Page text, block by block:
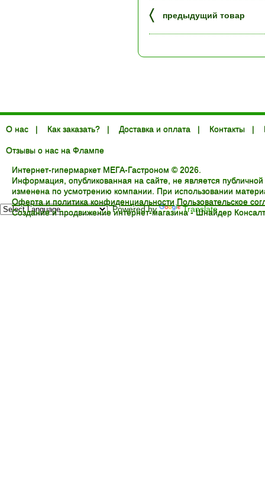
〈 предыдущий товар
О нас | Как заказать? | Доставка и оплата | Контакты |
Отзывы о нас на Флампе
Интернет-гипермаркет МЕГА-Гастроном © 2026.
Информация, опубликованная на сайте, не является
изменена по усмотрению компании. При использовании
Оферта и политика конфиденциальности Пользовательское
Создание и продвижение интернет-магазина -Шнайдер
Powered by Translate